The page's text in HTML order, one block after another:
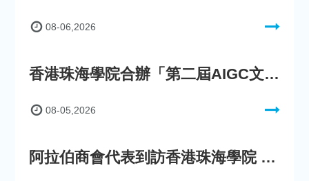
08-06,2026
香港珠海學院合辦「第二屆AIGC文化數字內容創作比賽」
08-05,2026
阿拉伯商會代表到訪香港珠海學院 參與「一帶一路」政策圓桌會議